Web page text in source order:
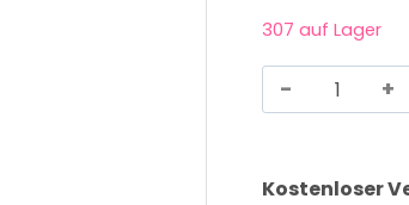
307 auf Lager
Kostenloser